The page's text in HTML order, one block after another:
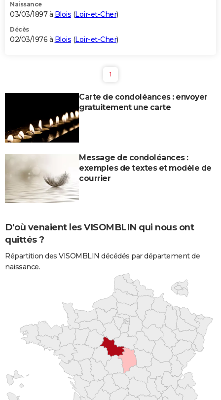
Naissance
03/03/1897 à Blois (Loir-et-Cher)
Décès
02/03/1976 à Blois (Loir-et-Cher)
1
Carte de condoléances : envoyer
gratuitement une carte
Message de condoléances :
exemples de textes et modèle de
courrier
D'où venaient les VISOMBLIN qui nous ont
quittés ?
Répartition des VISOMBLIN décédés par département de
naissance.